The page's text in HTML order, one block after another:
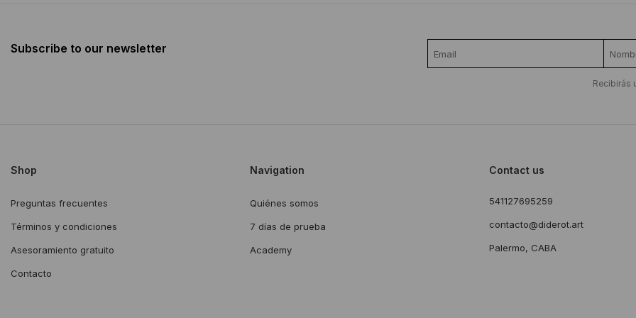
Subscribe to our newsletter
Recibirás
Shop
Preguntas frecuentes
Términos y condiciones
Asesoramiento gratuito
Contacto
Navigation
Quiénes somos
7 días de prueba
Academy
Contact us
541127695259
contacto@diderot.art
Palermo, CABA